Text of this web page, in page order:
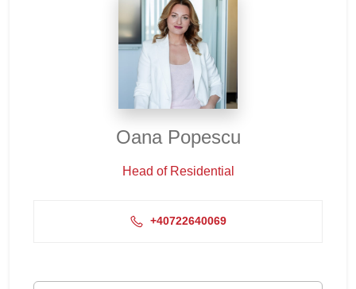
Oana Popescu
Head of Residential
+40722640069